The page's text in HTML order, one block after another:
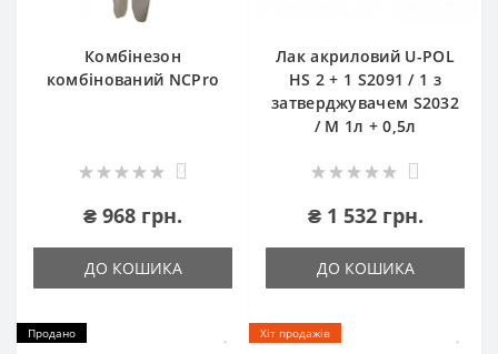
Комбінезон
комбінований NCPro
0
₴ 968 грн.
ДО КОШИКА
Лак акриловий U-POL
HS 2 + 1 S2091 / 1 з
затверджувачем S2032
/ M 1л + 0,5л
0
₴ 1 532 грн.
ДО КОШИКА
Продано Хіт продажів